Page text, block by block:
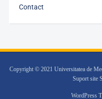
Contact
Copyright © 2021 Universitatea de
Suport site
WordPress